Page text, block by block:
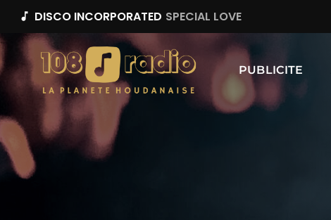
music_note DISCO INCORPORATED SPECIAL LOVE
PUBLICITE